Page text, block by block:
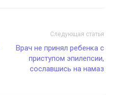
Следующая статья
Врач не принял ребенка с
приступом эпилепсии,
сославшись на намаз